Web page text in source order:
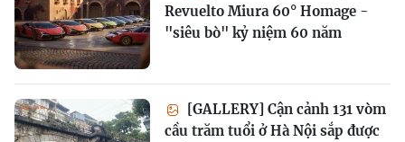
Revuelto Miura 60° Homage -
"siêu bò" kỷ niệm 60 năm
[GALLERY] Cận cảnh 131 vòm
cầu trăm tuổi ở Hà Nội sắp được